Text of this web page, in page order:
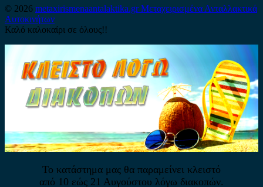
© 2026 metaxirismenaantalaktika.grΜεταχειρισμένα Ανταλλακτικά
Αυτοκινήτων
Καλό καλοκαίρι σε όλους!!
Το κατάστημα μας θα παραμείνει κλειστό
από 10 εώς 21 Αυγούστου λόγω διακοπών.